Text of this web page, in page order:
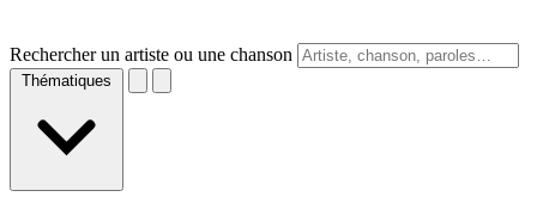
Rechercher un artiste ou une chanson
Thématiques